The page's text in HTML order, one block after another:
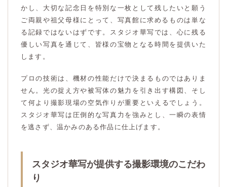
かし、大切な記念日を特別な一枚として残したいと願う
ご両親や祖父母様にとって、写真館に求めるものは単な
る記録ではないはずです。スタジオ華写では、心に残る
優しい写真を通じて、皆様の宝物となる時間を提供いた
します。
プロの技術は、機材の性能だけで決まるものではありま
せん。光の捉え方や被写体の魅力を引き出す構図、そし
て何より撮影現場の空気作りが重要といえるでしょう。
スタジオ華写は圧倒的な写真力を強みとし、一瞬の表情
を逃さず、温かみのある作品に仕上げます。
スタジオ華写が提供する撮影環境のこだわ
り